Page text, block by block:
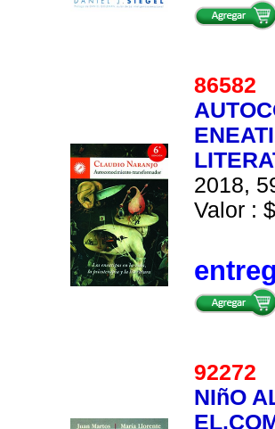
86582
2018,
Valor :
92272
NIñO